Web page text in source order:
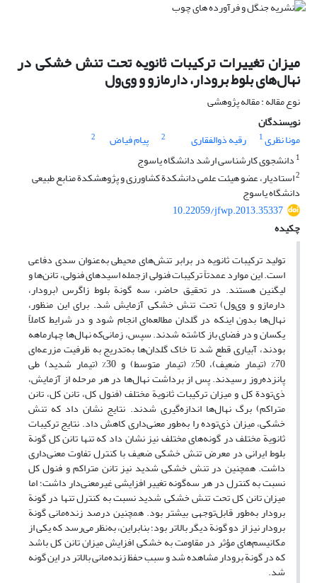
میزان تغییرات ترکیبات ثانویه تحت ‌تنش خشکی در
نهال‌‌های بلوط برودار، دارمازو و وی‌ول
نوع مقاله : مقاله پژوهشی
نویسندگان
مونا نظری1 رقیه ذوالفقاری 2 پیام فیاض
2
1 دانشجوی کارشناسی ارشد دانشگاه یاسوج
2استادیار، عضو هیئت علمی دانشکدة کشاورزی و پژوهشکدة منابع طبیعی
دانشگاه یاسوج
10.22059/jfwp.2013.35337
چکیده
تولید ترکیبات ثانویه در برابر تنش‌های محیطی به‌عنوان سدی دفاعی
است. این موارد عمدتاً ترکیبات فنولی از‌جمله اسیدهای فنولی، تانن‌‌ها و
لیگنین هستند. در تحقیق حاضر، سه گونة بلوط زاگرس (برودار،
دارمازو و وی‌ول) تحت تنش خشکی آزمایش شد. برای این منظور،
نهال‌ها بدون اینکه در گلدان مطالعه‌ای انجام شود و در شرایط کاملاً
یکسان و در فضای باز کاشته شدند. سپس، زمانی‌که نهال‌‌ها چهارماهه
بودند، آبیاری قطع شد تا خاک گلدان‌‌ها به‌تدریج به ظرفیت مزرعه‌‌ای
70% (تیمار ضعیف)، 50% (تیمار متوسط) و 30% (تیمار شدید) طی
پانزده‌روز رسیدند. پس از برداشت نهال‌ها در هر مرحله از آزمایش،
ذی‌‌تودة کل و میزان ترکیبات ثانویة مختلف (فنول کل، تانن کل، تانن
متراکم) برگ نهال‌ها اندازه‌‌گیری شدند. نتایج نشان داد که تنش
خشکی، میزان ذی‌‌توده را به‌‌طور معنی‌‌داری کاهش داد. نتایج ترکیبات
ثانویة مختلف در گونه‌‌های مختلف نیز نشان داد که تنها تانن کل گونة
بلوط ایرانی در معرض تنش خشکی ضعیف با کنترل تفاوت معنی‌داری
داشت. همچنین در تنش خشکی شدید نیز تانن متراکم و فنول کل
نسبت به کنترل در هر سه‌گونه تغییر افزایشی غیرمعنی‌دار داشت؛ اما
میزان تانن کل تحت‌ تنش خشکی شدید نسبت به کنترل تنها در گونة
برودار به‌طور قابل‌توجهی بیشتر بود. همچنین درصد زنده‌‌مانی گونة
برودار نیز از دو گونة دیگر بالاتر بود؛ بنابراین، به‌‌نظر می‌‌رسد که یکی از
مکانیسم‌‌های مؤثر در مقاومت به خشکی افزایش میزان تانن کل باشد
که در گونة برودار مشاهده شد و سبب حفظ زنده‌‌مانی بالاتر در این گونه
شد.